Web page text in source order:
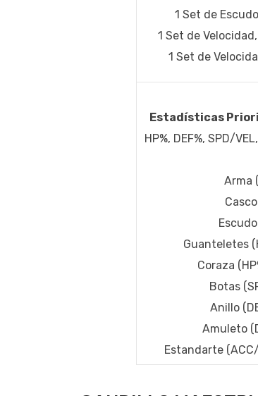
1 Set de
1 Set de
1 Set de
Estadísticas
HP%, DEF%, SPD/
Arma
Guanteletes
Coraza
Botas
Anillo
Amuleto
Estandarte